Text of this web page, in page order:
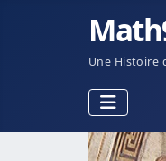
Une Histoire